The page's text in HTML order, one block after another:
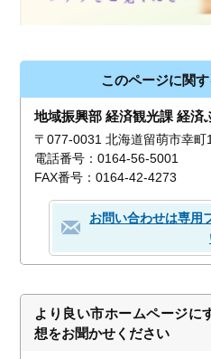
このページに関
地域振興部 経済観光課 経済
〒077-0031 北海道留萌市幸
電話番号：0164-56-5001
FAX番号：0164-42-4273
お問い合わせは専用
より良い市ホームページに
想をお聞かせください